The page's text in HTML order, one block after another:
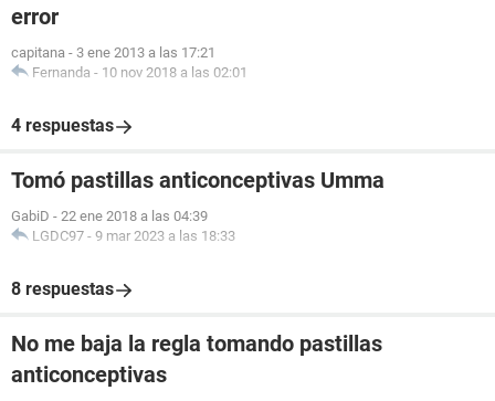
error
capitana - 3 ene 2013 a las 17:21
Fernanda - 10 nov 2018 a las 02:01
4 respuestas
Tomó pastillas anticonceptivas Umma
GabiD - 22 ene 2018 a las 04:39
LGDC97 - 9 mar 2023 a las 18:33
8 respuestas
No me baja la regla tomando pastillas
anticonceptivas